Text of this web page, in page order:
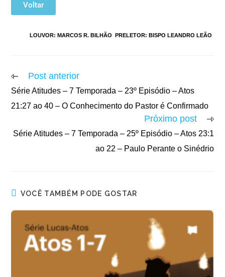
Voltar
:LOUVOR: MARCOS R. BILHÃO PRELETOR: BISPO LEANDRO LEÃO
Post anterior
Série Atitudes – 7 Temporada – 23º Episódio – Atos
21:27 ao 40 – O Conhecimento do Pastor é Confirmado
Próximo post
Série Atitudes – 7 Temporada – 25º Episódio – Atos 23:1
ao 22 – Paulo Perante o Sinédrio
VOCÊ TAMBÉM PODE GOSTAR